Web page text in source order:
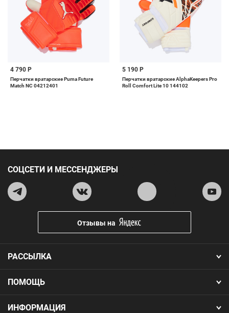
4 790 Р
Перчатки вратарские Puma Future
Match NC 04212401
5 190 Р
Перчатки вратарские AlphaKeepers Pro
Roll Comfort Lite 10 144102
ПОМОЩЬ
ИНФОРМАЦИЯ
РАССЫЛКА
СОЦСЕТИ И МЕССЕНДЖЕРЫ
Отзывы на